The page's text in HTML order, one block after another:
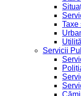
Taxe
Servicii